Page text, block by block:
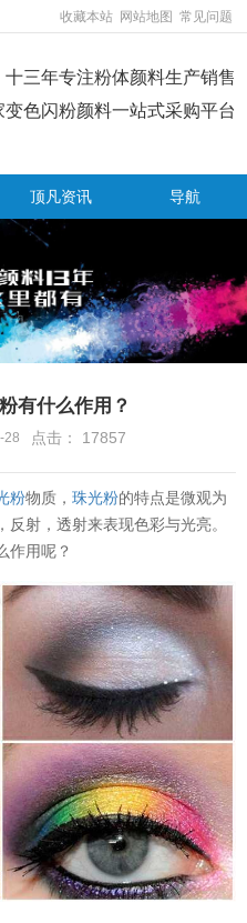
收藏本站 网站地图 常见问题
十三年专注粉体颜料生产销售
变色闪粉颜料一站式采购平台
顶凡资讯 导航
有什么作用？
28 点击： 17857
粉物质， 珠光粉的特点是微观为
射，透射来表现色彩与光亮。
作用呢？